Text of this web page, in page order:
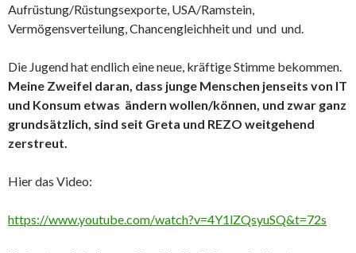
Aufrüstung/Rüstungsexporte, USA/Ramstein,
Vermögensverteilung, Chancengleichheit und und und.
Die Jugend hat endlich eine neue, kräftige Stimme bekommen.
Meine Zweifel daran, dass junge Menschen jenseits von IT
und Konsum etwas ändern wollen/können, und zwar ganz
grundsätzlich, sind seit Greta und REZO weitgehend
zerstreut.
Hier das Video:
https://www.youtube.com/watch?v=4Y1lZQsyuSQ&t=72s